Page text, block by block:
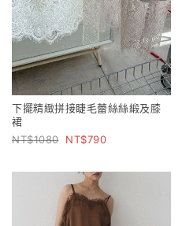
下擺精緻拼接睫毛蕾絲絲緞及膝
裙
1080
790